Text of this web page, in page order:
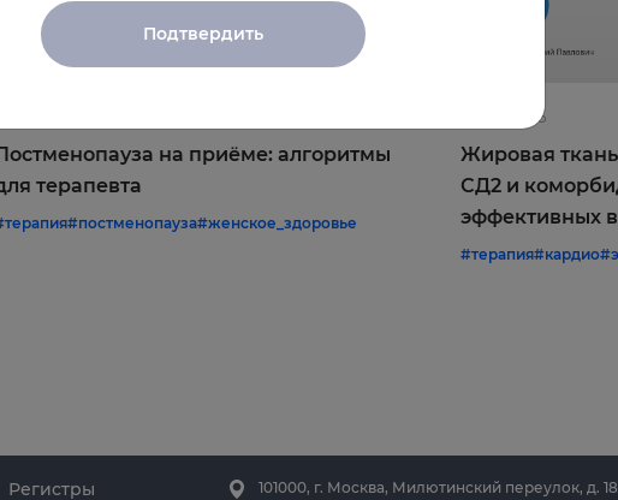
на приёме: алгоритмы
терапевта
#постменопауза#женское_здоровье
10.06.2026
Жировая
СД2 и
эффективных
#терапия#кардио
Регистры 101000, г. Москва, Милютинский переулок, д.
Подтвердить